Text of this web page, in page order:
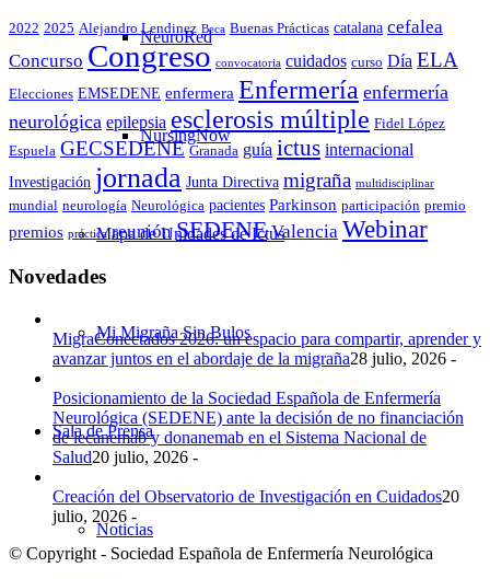
NeuroRed
NursingNow
Mapa de Unidades de Ictus
Mi Migraña Sin Bulos
Sala de Prensa
Noticias
2022 2025 Alejandro Lendinez Beca Buenas Prácticas catalana cefalea
Concurso Congreso convocatoria cuidados curso Día ELA
Elecciones EMSEDENE enfermera Enfermería enfermería
neurológica epilepsia esclerosis múltiple Fidel López
Espuela GECSEDENE Granada guía ictus internacional
Investigación jornada Junta Directiva migraña multidisciplinar
mundial neurología Neurológica pacientes Parkinson participación premio
premios práctica reunión SEDENE Valencia Webinar
Novedades
MigraConectados 2026: un espacio para compartir, aprender y
avanzar juntos en el abordaje de la migraña28 julio, 2026 -
Posicionamiento de la Sociedad Española de Enfermería
Neurológica (SEDENE) ante la decisión de no financiación
de lecanemab y donanemab en el Sistema Nacional de
Salud20 julio, 2026 -
Creación del Observatorio de Investigación en Cuidados20
julio, 2026 -
© Copyright - Sociedad Española de Enfermería Neurológica